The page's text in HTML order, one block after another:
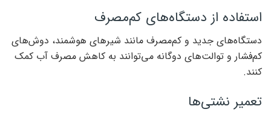
استفاده از دستگاه‌های کم‌مصرف
دستگاه‌های جدید و کم‌مصرف مانند شیرهای هوشمند، دوش‌های
کم‌فشار و توالت‌های دوگانه می‌توانند به کاهش مصرف آب کمک
کنند.
تعمیر نشتی‌ها